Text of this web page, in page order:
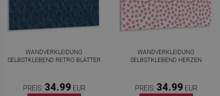
WANDVERKLEIDUNG
SELBSTKLEBEND RETRO BLÄTTER
PREIS: 34.99 EUR
WANDVERKLEIDUNG
SELBSTKLEBEND HERZEN
PREIS: 34.99 EUR